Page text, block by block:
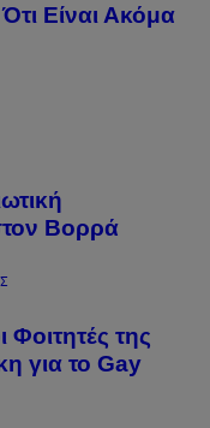
Είναι Ακόμα
Βορρά
Φοιτητές της
για το Gay